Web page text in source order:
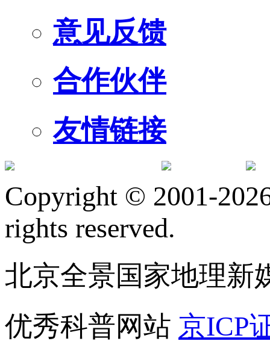
意见反馈
合作伙伴
友情链接
Copyright © 2001-
rights reserved.
北京全景国家地理新
优秀科普网站 京ICP